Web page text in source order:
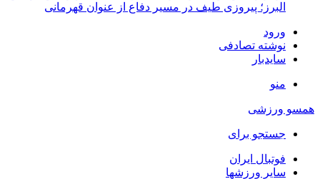
البرز؛ پیروزی طیف در مسیر دفاع از عنوان قهرمانی
ورود
نوشته تصادفی
سایدبار
منو
همسو ورزشی
جستجو برای
فوتبال ایران
سایر ورزشها